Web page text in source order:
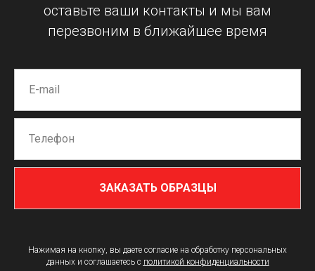
оставьте ваши контакты и мы вам
перезвоним в ближайшее время
ЗАКАЗАТЬ ОБРАЗЦЫ
Нажимая на кнопку, вы даете согласие на обработку персональных
данных и соглашаетесь c политикой конфиденциальности